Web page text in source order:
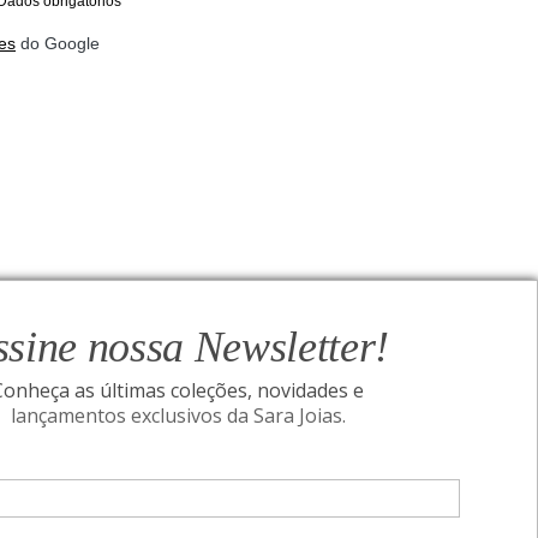
nossa Newsletter!
as últimas coleções, novidades e
lançamentos exclusivos da Sara Joias.
do Google
Assine nossa Newsletter!
Conheça as últimas coleções, novidades e
SIGA-NOS